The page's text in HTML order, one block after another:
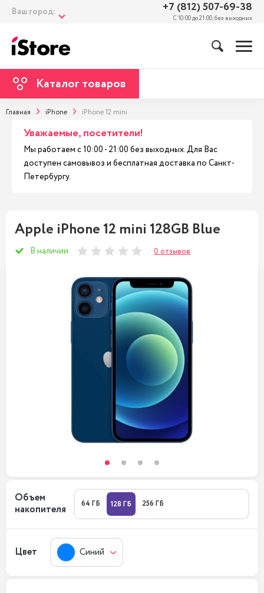
Ваш город: +7 (812) 507-69-38
С 10:00 до 21:00, без выходных
Каталог товаров
Главная iPhone iPhone 12 mini
Уважаемые, посетители!
Мы работаем с 10:00 - 21:00 без выходных. Для Вас
доступен самовывоз и бесплатная доставка по Санкт-
Петербургу.
Apple iPhone 12 mini 128GB Blue
В наличии 0 отзывов
Объем
накопителя
64 ГБ 128 ГБ 256 ГБ
Цвет Синий